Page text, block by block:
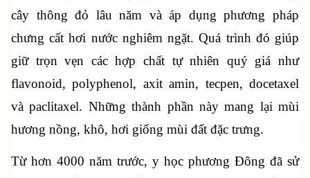
cây thông đỏ lâu năm và áp dụng phương pháp
chưng cất hơi nước nghiêm ngặt. Quá trình đó giúp
giữ trọn vẹn các hợp chất tự nhiên quý giá như
flavonoid, polyphenol, axit amin, tecpen, docetaxel
và paclitaxel. Những thành phần này mang lại mùi
hương nồng, khô, hơi giống mùi đất đặc trưng.
Từ hơn 4000 năm trước, y học phương Đông đã sử